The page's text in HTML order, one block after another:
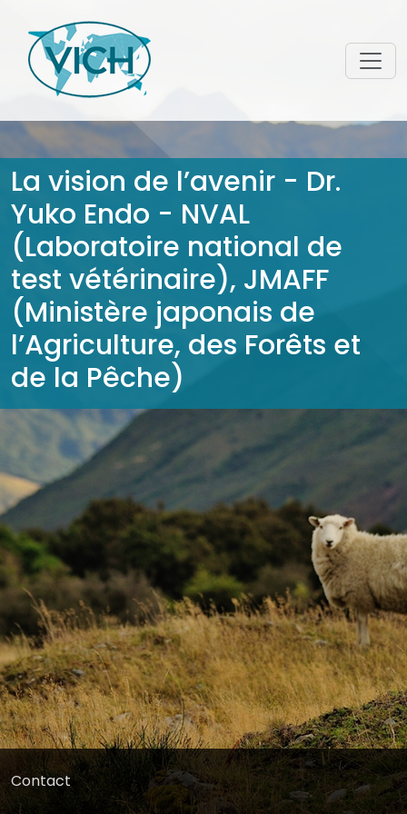
La vision de l’avenir - Dr.
Yuko Endo - NVAL
(Laboratoire national de
test vétérinaire), JMAFF
(Ministère japonais de
l’Agriculture, des Forêts et
de la Pêche)
Contact